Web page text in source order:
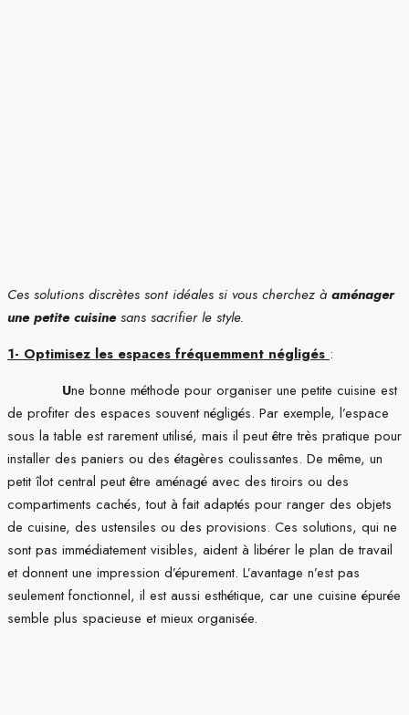
Ces solutions discrètes sont idéales si vous cherchez à aménager
une petite cuisinesans sacrifier le style.
1- Optimisez les espaces fréquemment négligés :
Une bonne méthode pour organiser une petite cuisine est
de profiter des espaces souvent négligés. Par exemple, l’espace
sous la table est rarement utilisé, mais il peut être très pratique pour
installer des paniers ou des étagères coulissantes. De même, un
petit îlot central peut être aménagé avec des tiroirs ou des
compartiments cachés, tout à fait adaptés pour ranger des objets
de cuisine, des ustensiles ou des provisions. Ces solutions, qui ne
sont pas immédiatement visibles, aident à libérer le plan de travail
et donnent une impression d’épurement. L’avantage n’est pas
seulement fonctionnel, il est aussi esthétique, car une cuisine épurée
semble plus spacieuse et mieux organisée.